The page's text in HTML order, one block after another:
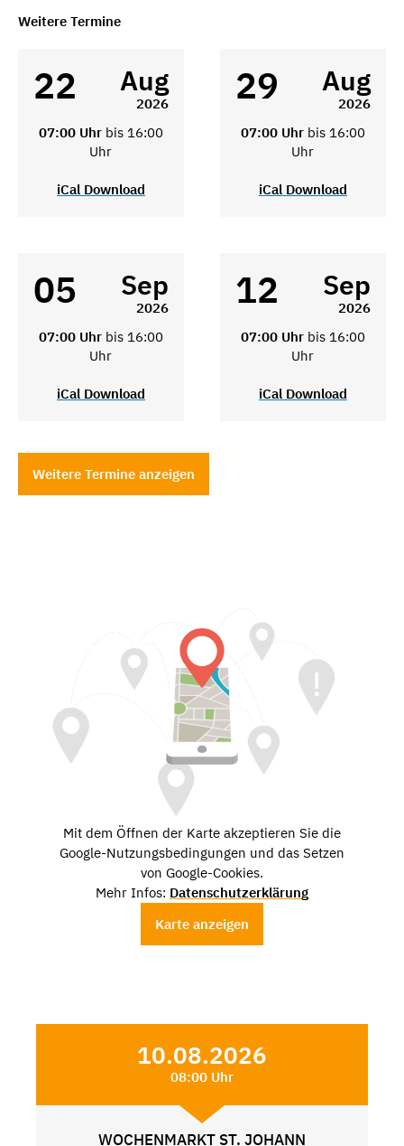
Weitere Termine
22 Aug
2026
07:00 Uhr bis 16:00
Uhr
iCal Download
29 Aug
2026
07:00 Uhr bis 16:00
Uhr
iCal Download
05 Sep
2026
07:00 Uhr bis 16:00
Uhr
iCal Download
12 Sep
2026
07:00 Uhr bis 16:00
Uhr
iCal Download
Weitere Termine anzeigen
Mit dem Öffnen der Karte akzeptieren Sie die
Google-Nutzungsbedingungen und das Setzen
von Google-Cookies.
Mehr Infos: Datenschutzerklärung
Karte anzeigen
10.08.2026
08:00 Uhr
WOCHENMARKT ST. JOHANN